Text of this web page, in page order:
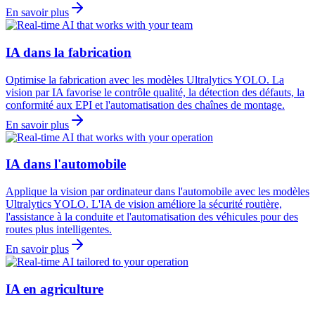
En savoir plus
IA dans la fabrication
Optimise la fabrication avec les modèles Ultralytics YOLO. La
vision par IA favorise le contrôle qualité, la détection des défauts, la
conformité aux EPI et l'automatisation des chaînes de montage.
En savoir plus
IA dans l'automobile
Applique la vision par ordinateur dans l'automobile avec les modèles
Ultralytics YOLO. L'IA de vision améliore la sécurité routière,
l'assistance à la conduite et l'automatisation des véhicules pour des
routes plus intelligentes.
En savoir plus
IA en agriculture